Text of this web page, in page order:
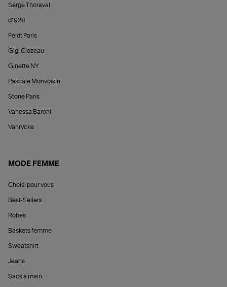
Serge Thoraval
d1928
Feidt Paris
Gigi Clozeau
Ginette NY
Pascale Monvoisin
Stone Paris
Vanessa Baroni
Vanrycke
MODE FEMME
Choisi pour vous
Best-Sellers
Robes
Baskets femme
Sweatshirt
Jeans
Sacs à main